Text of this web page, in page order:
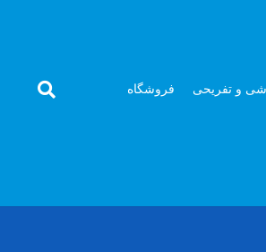
و تفریحی فروشگاه